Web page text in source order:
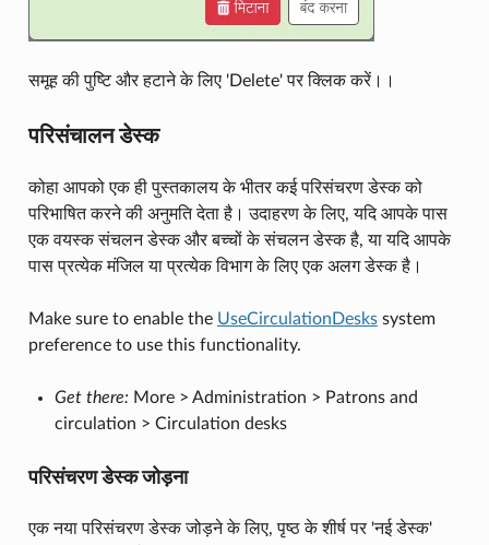
समूह की पुष्टि और हटाने के लिए 'Delete' पर क्लिक करें।।
परिसंचालन डेस्क
कोहा आपको एक ही पुस्तकालय के भीतर कई परिसंचरण डेस्क को
परिभाषित करने की अनुमति देता है। उदाहरण के लिए, यदि आपके पास
एक वयस्क संचलन डेस्क और बच्चों के संचलन डेस्क है, या यदि आपके
पास प्रत्येक मंजिल या प्रत्येक विभाग के लिए एक अलग डेस्क है।
Make sure to enable the UseCirculationDeskssystem
preference to use this functionality.
Get there:More > Administration > Patrons and
circulation > Circulation desks
परिसंचरण डेस्क जोड़ना
एक नया परिसंचरण डेस्क जोड़ने के लिए, पृष्ठ के शीर्ष पर 'नई डेस्क'